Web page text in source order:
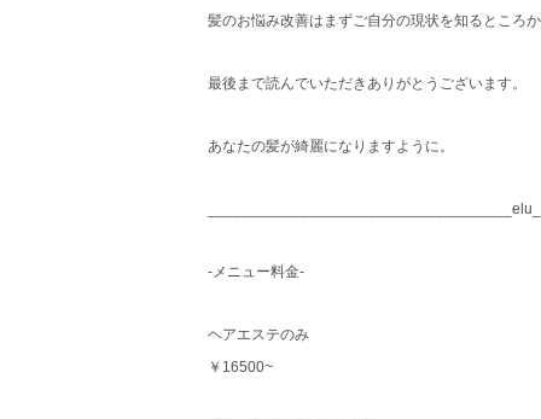
髪のお悩み改善はまずご自分の現状を知るところ
最後まで読んでいただきありがとうございます。
あなたの髪が綺麗になりますように。
-メニュー料金-
ヘアエステのみ
￥16500~